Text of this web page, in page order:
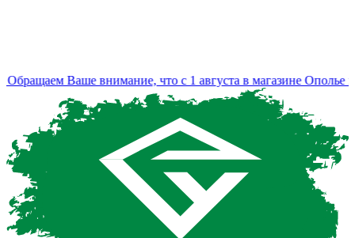
Ваше внимание, что с 1 августа в магазине Ополье